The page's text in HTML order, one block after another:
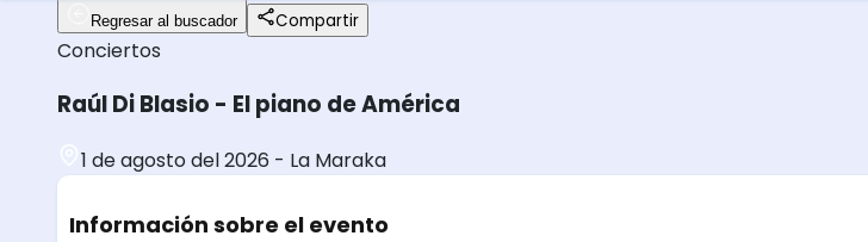
Regresar al buscador Compartir
Conciertos
Raúl Di Blasio - El piano de América
1 de agosto del 2026 - La Maraka
Información sobre el evento